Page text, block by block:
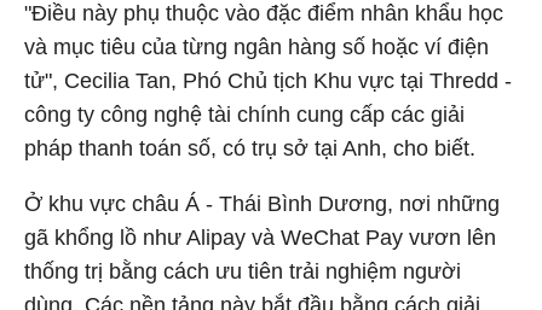
"Điều này phụ thuộc vào đặc điểm nhân khẩu học
và mục tiêu của từng ngân hàng số hoặc ví điện
tử", Cecilia Tan, Phó Chủ tịch Khu vực tại Thredd -
công ty công nghệ tài chính cung cấp các giải
pháp thanh toán số, có trụ sở tại Anh, cho biết.
Ở khu vực châu Á - Thái Bình Dương, nơi những
gã khổng lồ như Alipay và WeChat Pay vươn lên
thống trị bằng cách ưu tiên trải nghiệm người
dùng. Các nền tảng này bắt đầu bằng cách giải